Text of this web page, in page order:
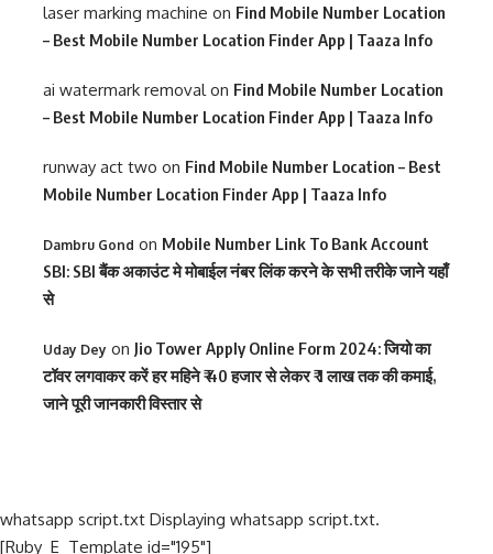
laser marking machine on Find Mobile Number Location
– Best Mobile Number Location Finder App | Taaza Info
ai watermark removal on Find Mobile Number Location
– Best Mobile Number Location Finder App | Taaza Info
runway act two on Find Mobile Number Location – Best
Mobile Number Location Finder App | Taaza Info
Dambru Gond on Mobile Number Link To Bank Account
SBI: SBI बैंक अकाउंट मे मोबाईल नंबर लिंक करने के सभी तरीके जाने यहाँ
से
Uday Dey on Jio Tower Apply Online Form 2024: जियो का
टॉवर लगवाकर करें हर महिने ₹ 40 हजार से लेकर ₹ 1 लाख तक की कमाई,
जाने पूरी जानकारी विस्तार से
whatsapp script.txt Displaying whatsapp script.txt.
[Ruby_E_Template id="195"]